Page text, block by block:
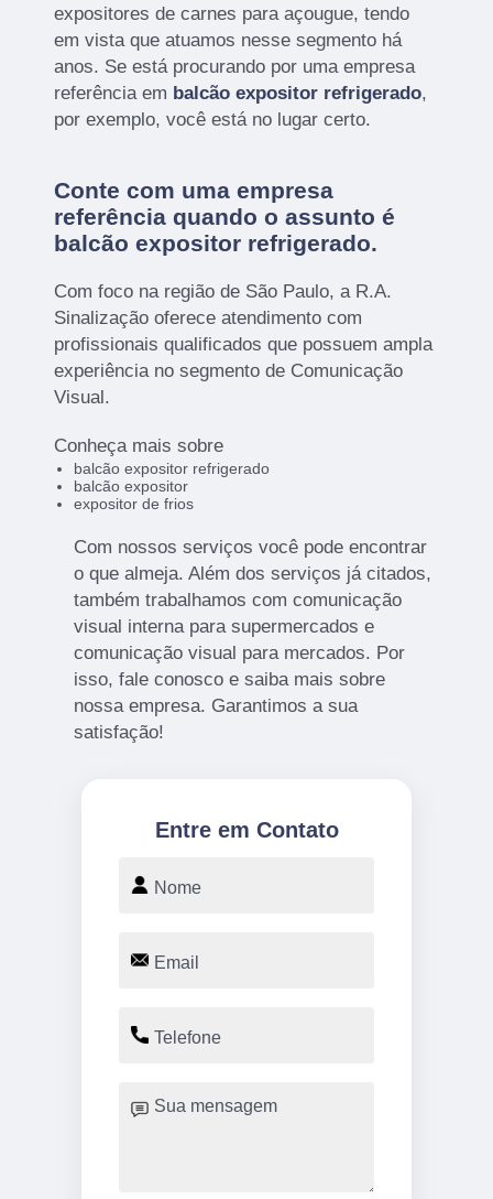
expositores de carnes para açougue, tendo
em vista que atuamos nesse segmento há
anos. Se está procurando por uma empresa
referência em balcão expositor refrigerado,
por exemplo, você está no lugar certo.
Conte com uma empresa
referência quando o assunto é
balcão expositor refrigerado.
Com foco na região de São Paulo, a R.A.
Sinalização oferece atendimento com
profissionais qualificados que possuem ampla
experiência no segmento de Comunicação
Visual.
Conheça mais sobre
balcão expositor refrigerado
balcão expositor
expositor de frios
Com nossos serviços você pode encontrar
o que almeja. Além dos serviços já citados,
também trabalhamos com comunicação
visual interna para supermercados e
comunicação visual para mercados. Por
isso, fale conosco e saiba mais sobre
nossa empresa. Garantimos a sua
satisfação!
Entre em Contato